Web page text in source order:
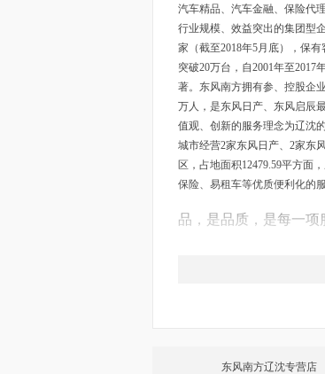
汽车精品、汽车金融、保险代
行业规模、效益突出的集团型
家（截至2018年5月底），保
突破20万台，自2001年至2017
著。东风南方拥有参、控股企
万人，是东风日产、东风启辰
值观、创新的服务理念为辽沈
城市经营2家东风日产、2家东
区，占地面积12479.59平方面
保险、易租车等优质便利化的
品，是品质，是每一项
东风南方辽沈专营店